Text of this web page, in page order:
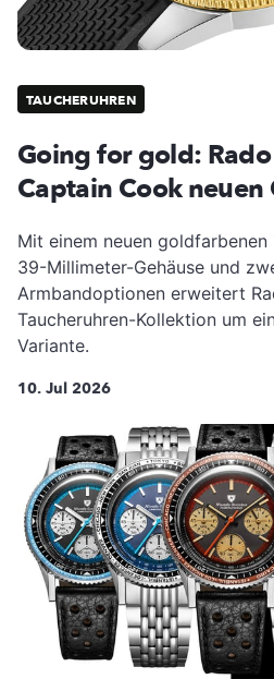
TAUCHERUHREN
Going for gold:
Captain Cook neuen
Mit einem neuen
39-Millimeter-Gehäuse und
Armbandoptionen erweitert
Taucheruhren-Kollektion um
Variante.
10. Jul 2026